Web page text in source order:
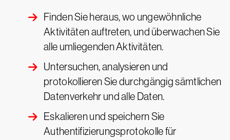
Finden Sie heraus, wo ungewöhnliche
Aktivitäten auftreten, und überwachen Sie
alle umliegenden Aktivitäten.
Untersuchen, analysieren und
protokollieren Sie durchgängig sämtlichen
Datenverkehr und alle Daten.
Eskalieren und speichern Sie
Authentifizierungsprotokolle für